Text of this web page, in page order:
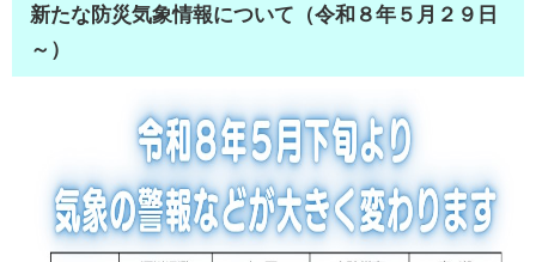
新たな防災気象情報について（令和８年５月２９日
～）